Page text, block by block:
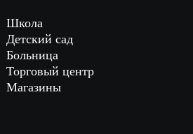
Школа
Детский сад
Больница
Торговый центр
Магазины